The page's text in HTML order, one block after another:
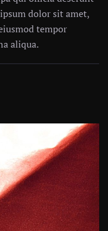
dolor sit amet,
tempor
aliqua.